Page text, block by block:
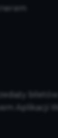
Aplikacji